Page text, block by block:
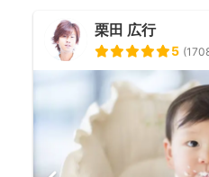
栗田 広行
5 (